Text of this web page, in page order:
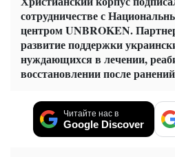
сотрудничестве с
центром UNBROKEN.
развитие поддержки
нуждающихся в лечении,
восстановлении после
Читайте нас в
Google Discover